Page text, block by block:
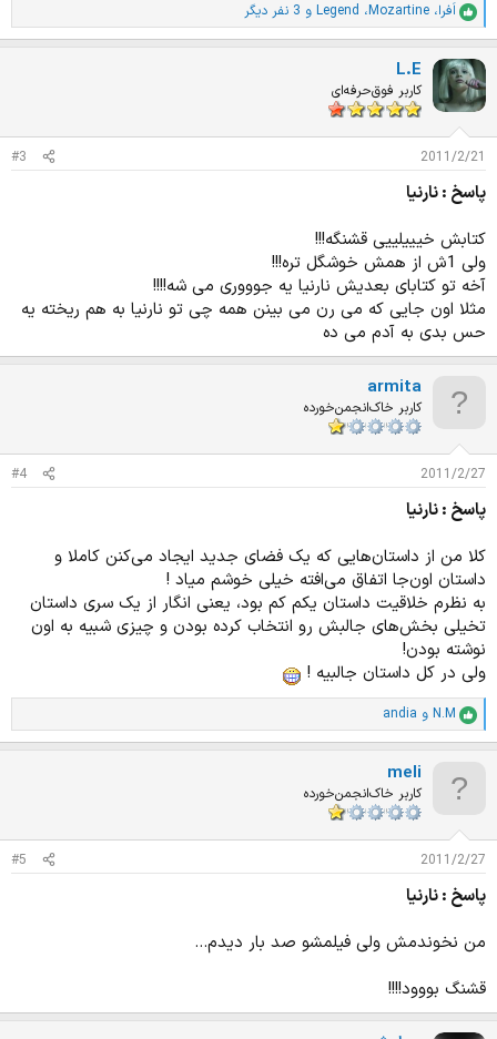
ا
م
ت
ی
ا
ز
ت
:
اَفرا، Mozartine، Legend و 3 نفر دیگر
L.E
کاربر فوق‌حرفه‌ای
2011/2/21
#3
پاسخ : نارنیا
کتابش خیییلییی قشنگه!!!
ولی 1ش از همش خوشگل تره!!!
آخه تو کتابای بعدیش نارنیا یه جوووری می شه!!!!
مثلا اون جایی که می رن می بینن همه چی تو نارنیا به هم ریخته یه
حس بدی به آدم می ده
armita
کاربر خاک‌انجمن‌خورده
2011/2/27
#4
پاسخ : نارنیا
کلا من از داستان‌هایی که یک فضای جدید ایجاد می‌کنن کاملا و
داستان اون‌جا اتفاق می‌افته خیلی خوشم میاد !
به نظرم خلاقیت داستان یکم کم بود، یعنی انگار از یک سری داستان
تخیلی بخش‌های جالبش رو انتخاب کرده بودن و چیزی شبیه به اون
نوشته بودن!
ولی در کل داستان جالبیه !
ا
م
ت
:
N.M و andia
meli
کاربر خاک‌انجمن‌خورده
2011/2/27
#5
پاسخ : نارنیا
من نخوندمش ولی فیلمشو صد بار دیدم...
قشنگ بووود!!!!